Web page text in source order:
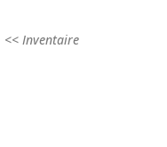
<< Inventaire